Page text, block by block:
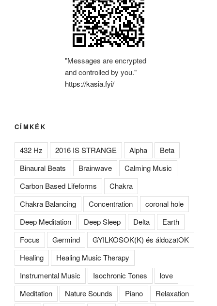
"Messages are encrypted
and controlled by you."
https://kasia.fyi/
CÍMKÉK
432 Hz 2016 IS STRANGE Alpha
Beta
Binaural Beats
Brainwave
Calming Music
Carbon Based Lifeforms
Chakra
Chakra Balancing
Concentration
coronal hole
Deep Meditation
Deep Sleep Delta
Earth
Focus
Germind
GYILKOSOK(K) és áldozatOK
Healing
Healing Music Therapy
Instrumental Music
Isochronic Tones
love
Meditation
Nature Sounds Piano Relaxation